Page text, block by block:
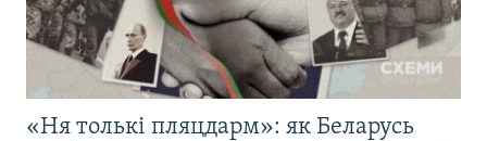
«Ня толькі пляцдарм»: як Беларусь